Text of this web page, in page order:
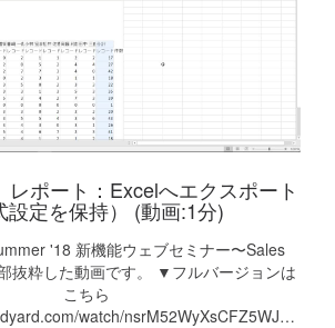
レポート：Excelへエクスポート
設定を保持） (動画:1分)
'18 新機能ウェブセミナー〜Sales
抜粋した動画です。 ▼フルバージョンは
こちら
http://salesforce.vidyard.com/watch/nsrM52WyXsCFZ5WJ9wJXwB